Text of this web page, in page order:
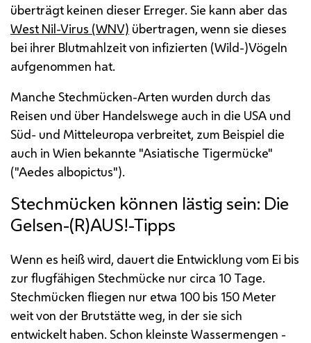
überträgt keinen dieser Erreger. Sie kann aber das
West Nil-Virus (WNV) übertragen, wenn sie dieses
bei ihrer Blutmahlzeit von infizierten (Wild-)Vögeln
aufgenommen hat.
Manche Stechmücken-Arten wurden durch das
Reisen und über Handelswege auch in die USA und
Süd- und Mitteleuropa verbreitet, zum Beispiel die
auch in Wien bekannte "Asiatische Tigermücke"
("Aedes albopictus").
Stechmücken können lästig sein: Die
Gelsen-(R)AUS!-Tipps
Wenn es heiß wird, dauert die Entwicklung vom Ei bis
zur flugfähigen Stechmücke nur circa 10 Tage.
Stechmücken fliegen nur etwa 100 bis 150 Meter
weit von der Brutstätte weg, in der sie sich
entwickelt haben. Schon kleinste Wassermengen -